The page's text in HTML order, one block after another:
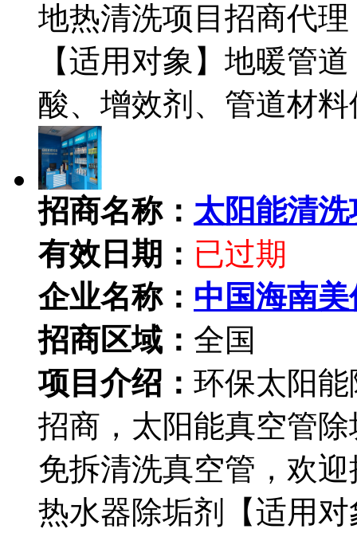
地热清洗项目招商代
【适用对象】地暖管
酸、增效剂、管道材
招商名称： 太阳能清
有效日期： 已过期
企业名称： 中国海南
招商区域： 全国
项目介绍： 环保太阳
招商，太阳能真空管
免拆清洗真空管，欢
热水器除垢剂【适用